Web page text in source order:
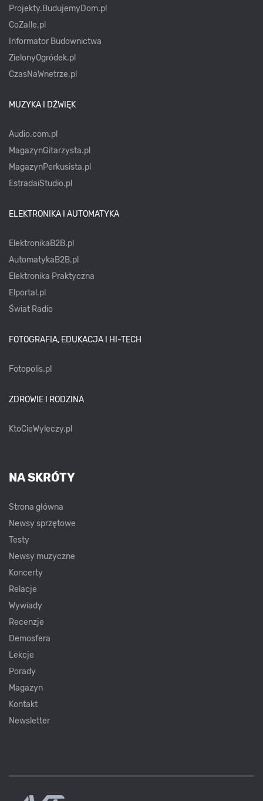
Projekty.BudujemyDom.pl
CoZaIle.pl
Informator Budownictwa
ZielonyOgródek.pl
CzasNaWnetrze.pl
MUZYKA I DŹWIĘK
Audio.com.pl
MagazynGitarzysta.pl
MagazynPerkusista.pl
EstradaiStudio.pl
ELEKTRONIKA I AUTOMATYKA
ElektronikaB2B.pl
AutomatykaB2B.pl
Elektronika Praktyczna
Elportal.pl
Świat Radio
FOTOGRAFIA, EDUKACJA I HI-TECH
Fotopolis.pl
ZDROWIE I RODZINA
KtoCieWyleczy.pl
NA SKRÓTY
Strona główna
Newsy sprzętowe
Testy
Newsy muzyczne
Koncerty
Relacje
Wywiady
Recenzje
Demosfera
Lekcje
Porady
Magazyn
Kontakt
Newsletter